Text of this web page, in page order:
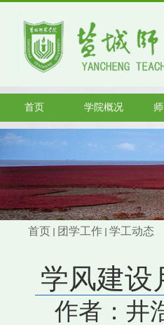
首页 学院概况
首页 团学工作 学工动态
学风建设
作者：井